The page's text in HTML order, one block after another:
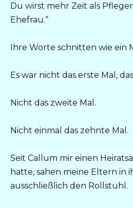
Du wirst mehr Zeit als
Ehefrau.“
Ihre Worte schnitten wie ein
Es war nicht das erste Mal,
Nicht das zweite Mal.
Nicht einmal das zehnte Mal.
Seit Callum mir einen
hatte, sahen meine Eltern in
ausschließlich den Rollstuhl.